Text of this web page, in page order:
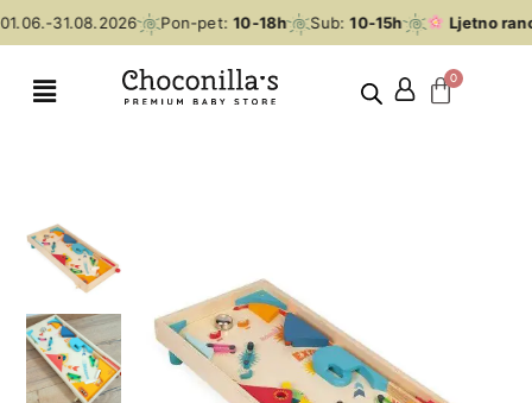
31.08.2026 Pon-pet:10-18h Sub:10-15h Ljetno